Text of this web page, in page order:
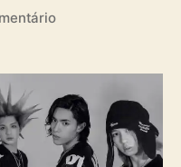
e
X
M
O
N
l